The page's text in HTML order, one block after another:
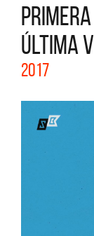
ÚLTIMA
2017